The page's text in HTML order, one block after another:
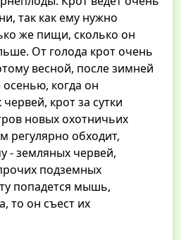
так как ему нужно
же пищи, сколько он
От голода крот очень
весной, после зимней
когда он
крот за сутки
новых охотничьих
регулярно обходит,
- земляных червей,
подземных
попадется мышь,
то он съест их